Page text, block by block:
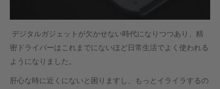
デジタルガジェットが欠かせない時代になりつつあり、精
密ドライバーはこれまでにないほど日常生活でよく使われる
ようになりました。
肝心な時に近くにないと困りますし、もっとイライラするの